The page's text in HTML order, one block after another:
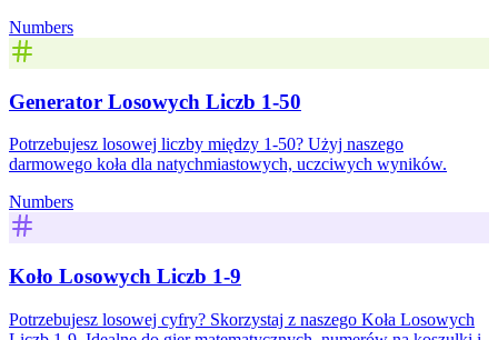
Numbers
Generator Losowych Liczb 1-50
Potrzebujesz losowej liczby między 1-50? Użyj naszego
darmowego koła dla natychmiastowych, uczciwych wyników.
Numbers
Koło Losowych Liczb 1-9
Potrzebujesz losowej cyfry? Skorzystaj z naszego Koła Losowych